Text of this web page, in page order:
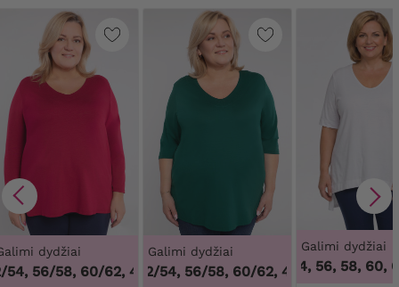
dydžiai
56/58, 60/62,48/50, 52/54, 56/58, 60/62
Galimi dydžiai
48/50, 52/54, 56/58, 60/62,48/50, 52/54, 56/
Galimi dydžiai
50, 52, 54, 56, 58, 60, 62